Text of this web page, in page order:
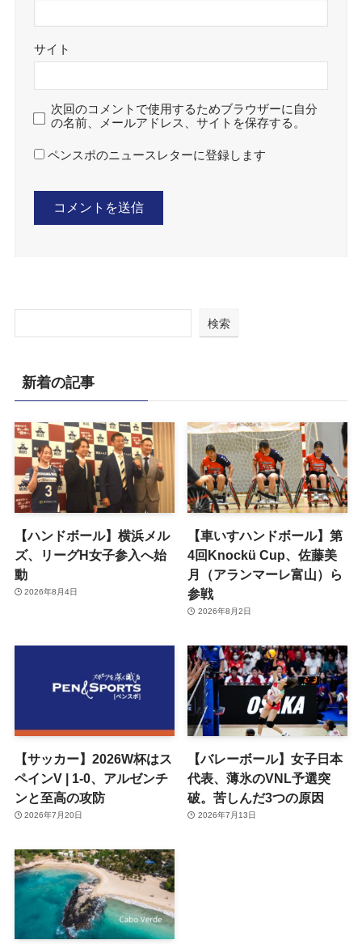
サイト
次回のコメントで使用するためブラウザーに自分
の名前、メールアドレス、サイトを保存する。
ペンスポのニュースレターに登録します
検索
新着の記事
【ハンドボール】横浜メル
ズ、リーグH女子参入へ始
動
2026年8月4日
【車いすハンドボール】第
4回Knockü Cup、佐藤美
月（アランマーレ富山）ら
参戦
2026年8月2日
【サッカー】2026W杯はス
ペインV | 1-0、アルゼンチ
ンと至高の攻防
2026年7月20日
【バレーボール】女子日本
代表、薄氷のVNL予選突
破。苦しんだ3つの原因
2026年7月13日